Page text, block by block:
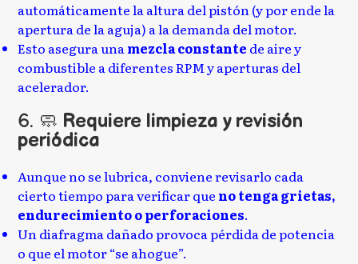
automáticamente la altura del pistón (y por ende la
apertura de la aguja) a la demanda del motor.
Esto asegura unamezcla constante de aire y
combustible a diferentes RPM y aperturas del
acelerador.
6. 🧼 Requiere limpieza y revisión
periódica
Aunque no se lubrica, conviene revisarlo cada
cierto tiempo para verificar que no tenga grietas,
endurecimiento o perforaciones.
Un diafragma dañado provoca pérdida de potencia
o que el motor “se ahogue”.